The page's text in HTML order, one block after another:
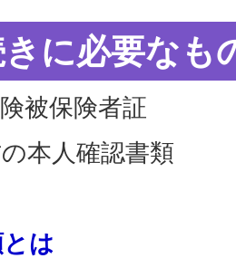
に必要なも
被保険者証
本人確認書類
は